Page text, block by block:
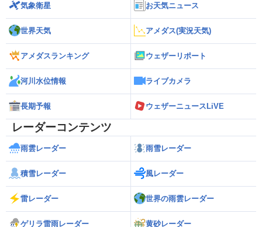
気象衛星 お天気ニュース
世界天気 アメダス(実況天気)
アメダスランキング ウェザーリポート
河川水位情報 ライブカメラ
長期予報 ウェザーニュースLiVE
レーダーコンテンツ
雨雲レーダー 雨雪レーダー
積雪レーダー 風レーダー
雷レーダー 世界の雨雲レーダー
ゲリラ雷雨レーダー 黄砂レーダー